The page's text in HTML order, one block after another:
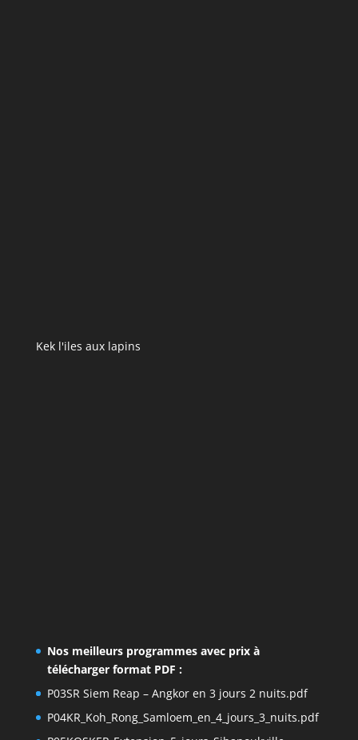
Kek l'iles aux lapins
Nos meilleurs programmes avec prix à
télécharger format PDF :
P03SR Siem Reap – Angkor en 3 jours 2 nuits.pdf
P04KR_Koh_Rong_Samloem_en_4_jours_3_nuits.pdf